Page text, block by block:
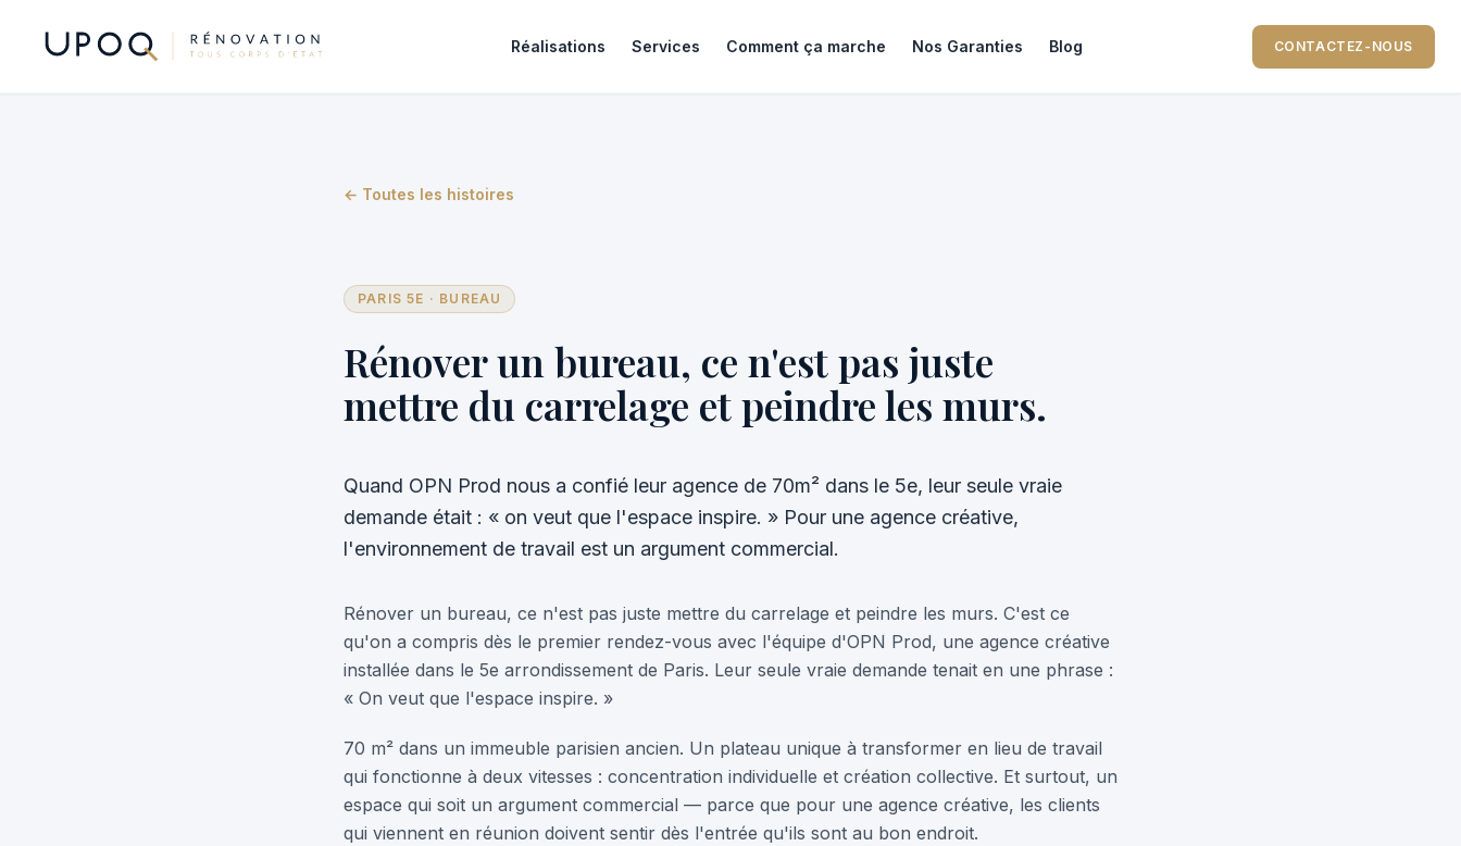
Réalisations Services Comment ça marche Nos Garanties Blog CONTACTEZ-NOUS
← Toutes les histoires
PARIS 5E · BUREAU
Rénover un bureau, ce n'est pas juste
mettre du carrelage et peindre les murs.
Quand OPN Prod nous a confié leur agence de 70m² dans le 5e, leur seule vraie
demande était : « on veut que l'espace inspire. » Pour une agence créative,
l'environnement de travail est un argument commercial.
Rénover un bureau, ce n'est pas juste mettre du carrelage et peindre les murs. C'est ce
qu'on a compris dès le premier rendez-vous avec l'équipe d'OPN Prod, une agence créative
installée dans le 5e arrondissement de Paris. Leur seule vraie demande tenait en une phrase :
« On veut que l'espace inspire. »
70 m² dans un immeuble parisien ancien. Un plateau unique à transformer en lieu de travail
qui fonctionne à deux vitesses : concentration individuelle et création collective. Et surtout, un
espace qui soit un argument commercial — parce que pour une agence créative, les clients
qui viennent en réunion doivent sentir dès l'entrée qu'ils sont au bon endroit.